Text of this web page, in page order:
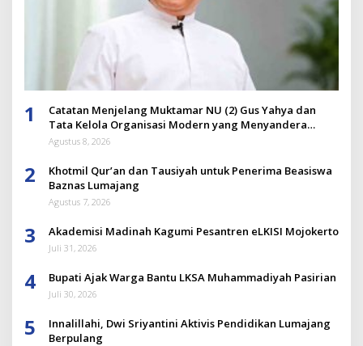
1
Catatan Menjelang Muktamar NU (2) Gus Yahya dan
Tata Kelola Organisasi Modern yang Menyandera
Dirinya
Agustus 8, 2026
2
Khotmil Qur’an dan Tausiyah untuk Penerima Beasiswa
Baznas Lumajang
Agustus 7, 2026
3 Akademisi Madinah Kagumi Pesantren eLKISI Mojokerto
Juli 31, 2026
4 Bupati Ajak Warga Bantu LKSA Muhammadiyah Pasirian
Juli 30, 2026
5
Innalillahi, Dwi Sriyantini Aktivis Pendidikan Lumajang
Berpulang